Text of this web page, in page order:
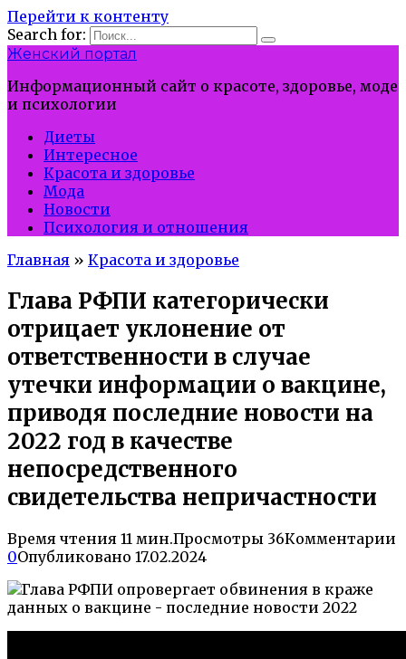
Перейти к контенту
Search for:
Женский портал
Информационный сайт о красоте, здоровье, моде
и психологии
Диеты
Интересное
Красота и здоровье
Мода
Новости
Психология и отношения
Главная » Красота и здоровье
Глава РФПИ категорически
отрицает уклонение от
ответственности в случае
утечки информации о вакцине,
приводя последние новости на
2022 год в качестве
непосредственного
свидетельства непричастности
Время чтения 11 мин.Просмотры 36Комментарии
0Опубликовано 17.02.2024